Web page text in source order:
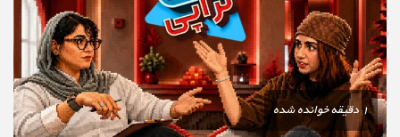
1 دقیقه خوانده شده